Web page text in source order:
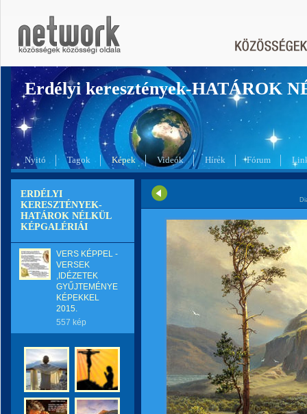
Erdélyi keresztények-HATÁROK
Nyitó Tagok Képek Videók Hírek Fórum
ERDÉLYI
KERESZTÉNYEK-
HATÁROK NÉLKÜL
KÉPGALÉRIÁI
VERS KÉPPEL -
VERSEK
,IDÉZETEK
GYŰJTEMÉNYE
KÉPEKKEL
2015.
557 kép